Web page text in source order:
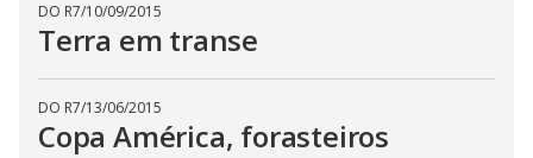
DO R7/10/09/2015
Terra em transe
DO R7/13/06/2015
Copa América, forasteiros